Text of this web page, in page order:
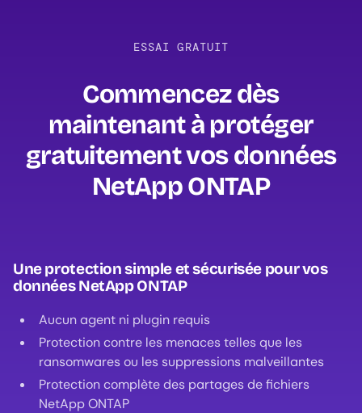
ESSAI GRATUIT
Commencez dès
maintenant à protéger
gratuitement vos données
NetApp ONTAP‍
Une protection simple et sécurisée pour vos
données NetApp ONTAP
Aucun agent ni plugin requis
Protection contre les menaces telles que les
ransomwares ou les suppressions malveillantes
Protection complète des partages de fichiers
NetApp ONTAP